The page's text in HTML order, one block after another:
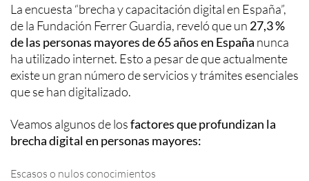
La encuesta “brecha y capacitación digital en España”,
de la Fundación Ferrer Guardia, reveló que un 27,3 %
de las personas mayores de 65 años en España nunca
ha utilizado internet. Esto a pesar de que actualmente
existe un gran número de servicios y trámites esenciales
que se han digitalizado.
Veamos algunos de losfactores que profundizan la
brecha digital en personas mayores:
Escasos o nulos conocimientos